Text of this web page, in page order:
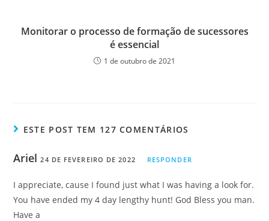
Monitorar o processo de formação de sucessores
é essencial
1 de outubro de 2021
ESTE POST TEM 127 COMENTÁRIOS
Ariel 24 DE FEVEREIRO DE 2022 RESPONDER
I appreciate, cause I found just what I was having a look for.
You have ended my 4 day lengthy hunt! God Bless you man.
Have a